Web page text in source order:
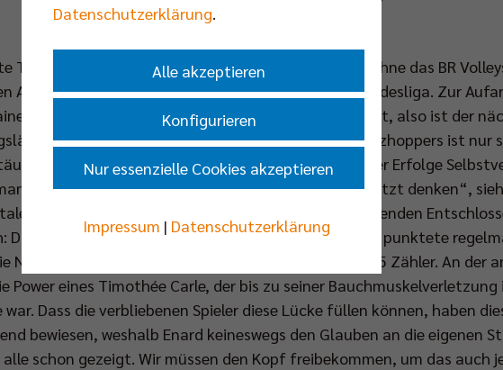
Titelentscheidung dieser Saison wird also definitiv ohne das BR
Aufmerksamkeit nun wieder ganz der Volleyball Bundesliga. Zur
Cedric Enard und seiner Mannschaft nicht viel Zeit, also ist der
die beste Therapie. „Das Match gegen die Netzhoppers ist nur
riesig. Wir können und müssen uns jetzt über Erfolge
sich aber nur von Punkt zu Punkt. So müssen wir jetzt denken“,
Herausforderung. Woran es zuletzt neben der fehlenden
im Angriff. Einzig Benjamin Patch punktete
Netzhoppers bei seinen 66 Angriffen (!) insgesamt 35 Zähler. An der
eines Timothée Carle, der bis zu seiner Bauchmuskelverletzung
Dass die verbliebenen Spieler diese Lücke füllen können, haben
bewiesen, weshalb Enard keineswegs den Glauben an die eigenen
schon gezeigt. Wir müssen den Kopf freibekommen, um das auch
Datenschutzerklärung.
Alle akzeptieren
Konfigurieren
Nur essenzielle Cookies akzeptieren
Impressum | Datenschutzerklärung